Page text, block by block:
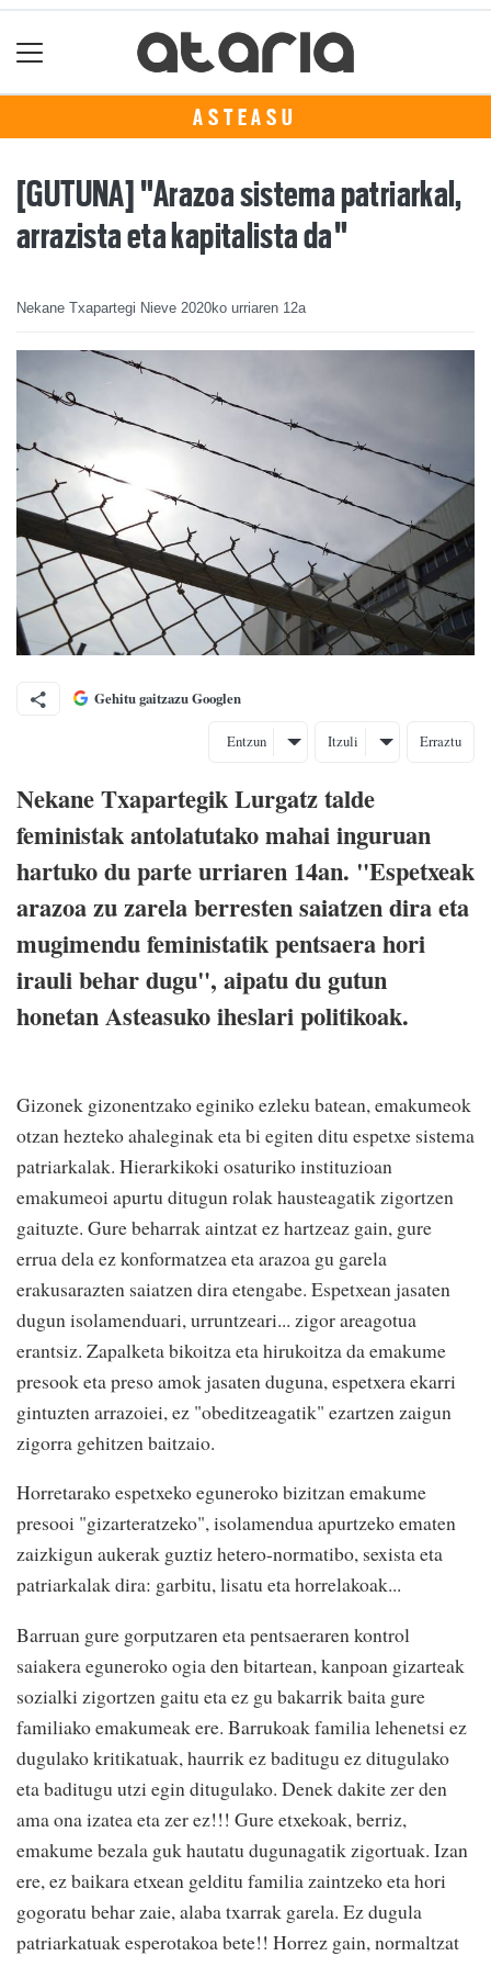
ASTEASU
[GUTUNA] "Arazoa sistema patriarkal,
arrazista eta kapitalista da"
Nekane Txapartegi Nieve 2020ko urriaren 12a
Gehitu gaitzazu Googlen
Entzun Itzuli Erraztu
Nekane Txapartegik Lurgatz talde
feministak antolatutako mahai inguruan
hartuko du parte urriaren 14an. "Espetxeak
arazoa zu zarela berresten saiatzen dira eta
mugimendu feministatik pentsaera hori
irauli behar dugu", aipatu du gutun
honetan Asteasuko iheslari politikoak.
Gizonek gizonentzako eginiko ezleku batean, emakumeok
otzan hezteko ahaleginak eta bi egiten ditu espetxe sistema
patriarkalak. Hierarkikoki osaturiko instituzioan
emakumeoi apurtu ditugun rolak hausteagatik zigortzen
gaituzte. Gure beharrak aintzat ez hartzeaz gain, gure
errua dela ez konformatzea eta arazoa gu garela
erakusarazten saiatzen dira etengabe. Espetxean jasaten
dugun isolamenduari, urruntzeari... zigor areagotua
erantsiz. Zapalketa bikoitza eta hirukoitza da emakume
presook eta preso amok jasaten duguna, espetxera ekarri
gintuzten arrazoiei, ez "obeditzeagatik" ezartzen zaigun
zigorra gehitzen baitzaio.
Horretarako espetxeko eguneroko bizitzan emakume
presooi "gizarteratzeko", isolamendua apurtzeko ematen
zaizkigun aukerak guztiz hetero-normatibo, sexista eta
patriarkalak dira: garbitu, lisatu eta horrelakoak...
Barruan gure gorputzaren eta pentsaeraren kontrol
saiakera eguneroko ogia den bitartean, kanpoan gizarteak
sozialki zigortzen gaitu eta ez gu bakarrik baita gure
familiako emakumeak ere. Barrukoak familia lehenetsi ez
dugulako kritikatuak, haurrik ez baditugu ez ditugulako
eta baditugu utzi egin ditugulako. Denek dakite zer den
ama ona izatea eta zer ez!!! Gure etxekoak, berriz,
emakume bezala guk hautatu dugunagatik zigortuak. Izan
ere, ez baikara etxean gelditu familia zaintzeko eta hori
gogoratu behar zaie, alaba txarrak garela. Ez dugula
patriarkatuak esperotakoa bete!! Horrez gain, normaltzat